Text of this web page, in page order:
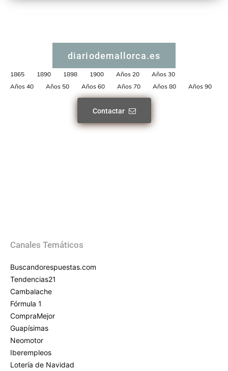
diariodemallorca.es
1865 1890 1898 1900 Años 20
Años 30
Años 40
Años 50 Años 60 Años 70 Años 80 Años 90
Contactar
Canales Temáticos
Buscandorespuestas.com
Tendencias21
Cambalache
Fórmula 1
CompraMejor
Guapísimas
Neomotor
Iberempleos
Lotería de Navidad